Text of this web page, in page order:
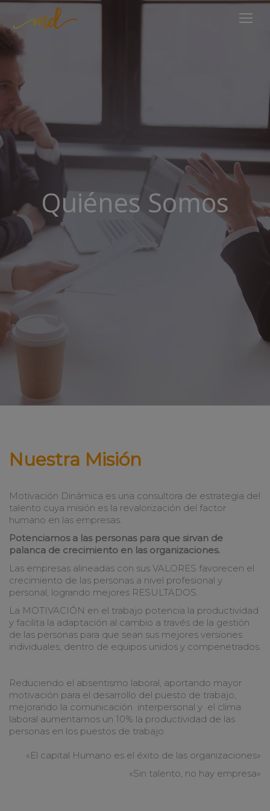
Quiénes Somos
Nuestra Misión
Motivación Dinámica es una consultora de estrategia del
talento cuya misión es la revalorización del factor
humano en las empresas.
Potenciamos a las personas para que sirvan de
palanca de crecimiento en las organizaciones.
Las empresas alineadas con sus VALORES favorecen el
crecimiento de las personas a nivel profesional y
personal, logrando mejores RESULTADOS.
La MOTIVACIÓN en el trabajo potencia la productividad
y facilita la adaptación al cambio a través de la gestión
de las personas para que sean sus mejores versiones
individuales, dentro de equipos unidos y compenetrados.
Reduciendo el absentismo laboral, aportando mayor
motivación para el desarrollo del puesto de trabajo,
mejorando la comunicación interpersonal y el clima
laboral aumentamos un 10% la productividad de las
personas en los puestos de trabajo.
«El capital Humano es el éxito de las organizaciones»
«Sin talento, no hay empresa»